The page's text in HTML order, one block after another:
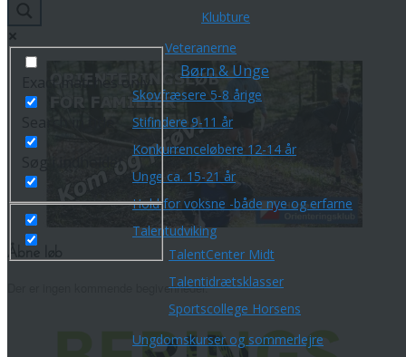
Klubture
Veteranerne
Børn & Unge
Skovfræsere 5-8 årige
Stifindere 9-11 år
Konkurrenceløbere 12-14 år
Unge ca. 15-21 år
Hold for voksne -både nye og erfarne
Talentudviking
TalentCenter Midt
Talentidrætsklasser
Sportscollege Horsens
Ungdomskurser og sommerlejre
Exact matches only
Der er ingen kommende begivenheder.